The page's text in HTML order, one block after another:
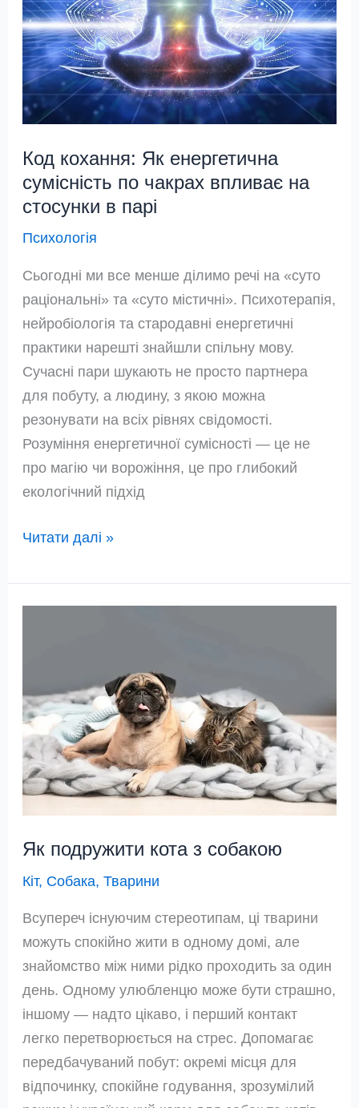
допомогою
вібрацій
звуку
Код кохання: Як енергетична
сумісність по чакрах впливає на
стосунки в парі
Психологія
Сьогодні ми все менше ділимо речі на «суто
раціональні» та «суто містичні». Психотерапія,
нейробіологія та стародавні енергетичні
практики нарешті знайшли спільну мову.
Сучасні пари шукають не просто партнера
для побуту, а людину, з якою можна
резонувати на всіх рівнях свідомості.
Розуміння енергетичної сумісності — це не
про магію чи ворожіння, це про глибокий
екологічний підхід
Код
Як
енергетична
впливає
на
стосунки
в
парі
Читати далі »
Як подружити кота з собакою
Кіт, Собака,Тварини
Всупереч існуючим стереотипам, ці тварини
можуть спокійно жити в одному домі, але
знайомство між ними рідко проходить за один
день. Одному улюбленцю може бути страшно,
іншому — надто цікаво, і перший контакт
легко перетворюється на стрес. Допомагає
передбачуваний побут: окремі місця для
відпочинку, спокійне годування, зрозумілий